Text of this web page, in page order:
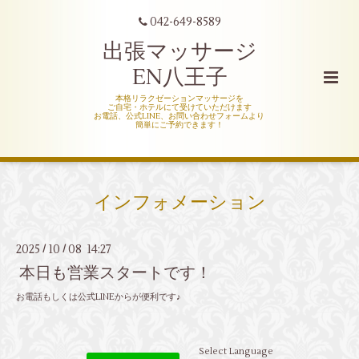
042-649-8589
出張マッサージ
EN八王子
本格リラクゼーションマッサージを
ご自宅・ホテルにて受けていただけます
お電話、公式LINE、お問い合わせフォームより
簡単にご予約できます！
インフォメーション
2025 / 10 /08 14:27
本日も営業スタートです！
お電話もしくは公式LINEからが便利です♪
Select Language